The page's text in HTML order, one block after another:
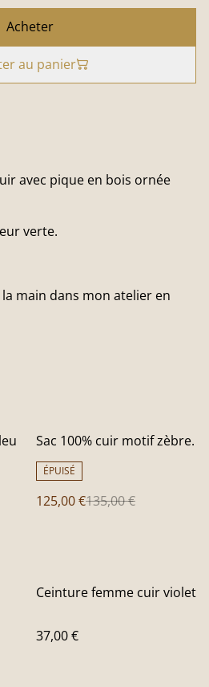
Acheter
au panier
avec pique en bois ornée
verte.
main dans mon atelier en
%
Sac 100% cuir motif zèbre.
ÉPUISÉ
125,00 €135,00 €
Ceinture femme cuir violet
37,00 €